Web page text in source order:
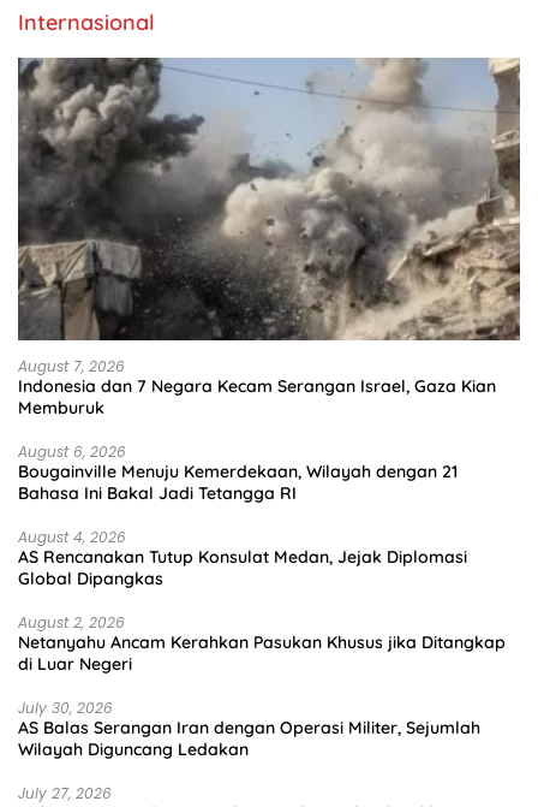
Internasional
August 7, 2026
Indonesia dan 7 Negara Kecam Serangan Israel, Gaza Kian
Memburuk
August 6, 2026
Bougainville Menuju Kemerdekaan, Wilayah dengan 21
Bahasa Ini Bakal Jadi Tetangga RI
August 4, 2026
AS Rencanakan Tutup Konsulat Medan, Jejak Diplomasi
Global Dipangkas
August 2, 2026
Netanyahu Ancam Kerahkan Pasukan Khusus jika Ditangkap
di Luar Negeri
July 30, 2026
AS Balas Serangan Iran dengan Operasi Militer, Sejumlah
Wilayah Diguncang Ledakan
July 27, 2026